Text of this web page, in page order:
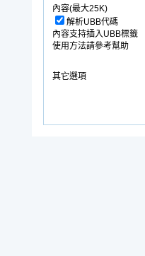
內容(最大25K)
解析UBB代碼
內容支持插入UBB標籤
使用方法請參考幫助
其它選項